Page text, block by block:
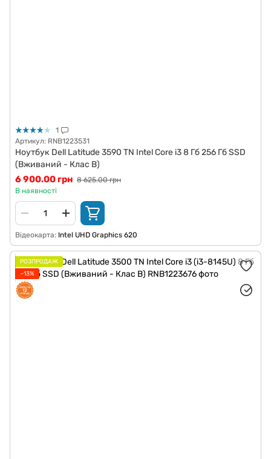
1
Артикул: RNB1223531
Ноутбук Dell Latitude 3590 TN Intel Core i3 8 Гб 256 Гб SSD
(Вживаний - Клас B)
6 900.00 грн 8 625.00 грн
В наявності
Відеокарта Intel UHD Graphics 620
РОЗПРОДАЖ
−13%